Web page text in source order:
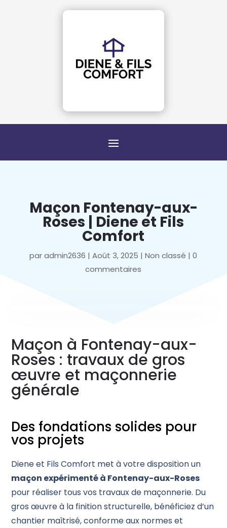
Maçon Fontenay-aux-
Roses | Diene et Fils
Comfort
paradmin2636 |Août 3, 2025 |Non classé |0
commentaires
Maçon à Fontenay-aux-
Roses : travaux de gros
œuvre et maçonnerie
générale
Des fondations solides pour
vos projets
Diene et Fils Comfort met à votre disposition un
maçon expérimenté à Fontenay-aux-Roses
pour réaliser tous vos travaux de maçonnerie. Du
gros œuvre à la finition structurelle, bénéficiez d’un
chantier maîtrisé, conforme aux normes et